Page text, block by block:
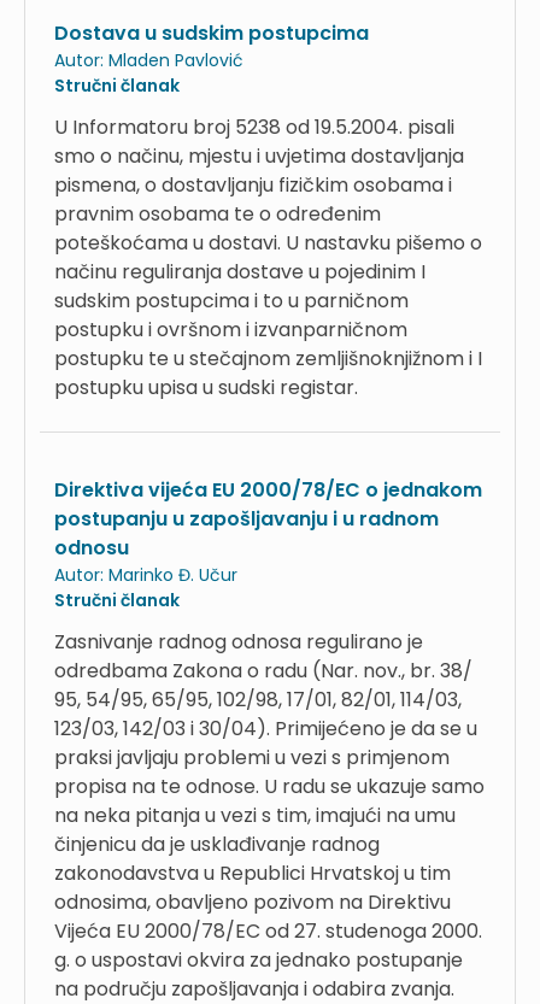
Dostava u sudskim postupcima
Autor: Mladen Pavlović
Stručni članak
U Informatoru broj 5238 od 19.5.2004. pisali
smo o načinu, mjestu i uvjetima dostavljanja
pismena, o dostavljanju fizičkim osobama i
pravnim osobama te o određenim
poteškoćama u dostavi. U nastavku pišemo o
načinu reguliranja dostave u pojedinim I
sudskim postupcima i to u parničnom
postupku i ovršnom i izvanparničnom
postupku te u stečajnom zemljišnoknjižnom i I
postupku upisa u sudski registar.
Direktiva vijeća EU 2000/78/EC o jednakom
postupanju u zapošljavanju i u radnom
odnosu
Autor: Marinko Đ. Učur
Stručni članak
Zasnivanje radnog odnosa regulirano je
odredbama Zakona o radu (Nar. nov., br. 38/
95, 54/95, 65/95, 102/98, 17/01, 82/01, 114/03,
123/03, 142/03 i 30/04). Primijećeno je da se u
praksi javljaju problemi u vezi s primjenom
propisa na te odnose. U radu se ukazuje samo
na neka pitanja u vezi s tim, imajući na umu
činjenicu da je usklađivanje radnog
zakonodavstva u Republici Hrvatskoj u tim
odnosima, obavljeno pozivom na Direktivu
Vijeća EU 2000/78/EC od 27. studenoga 2000.
g. o uspostavi okvira za jednako postupanje
na području zapošljavanja i odabira zvanja.